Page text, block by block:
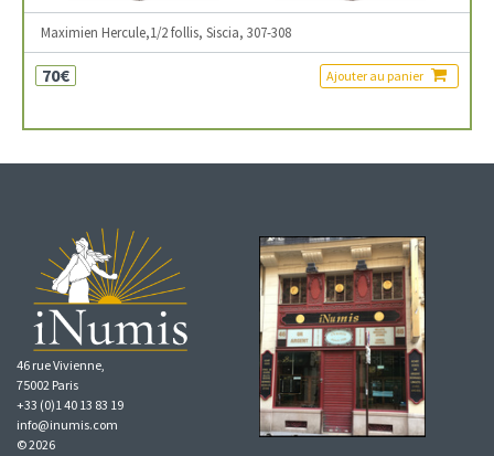
Maximien Hercule,1/2 follis, Siscia, 307-308
70€ Ajouter au panier
46 rue Vivienne,
75002 Paris
+33 (0)1 40 13 83 19
info@inumis.com
© 2026